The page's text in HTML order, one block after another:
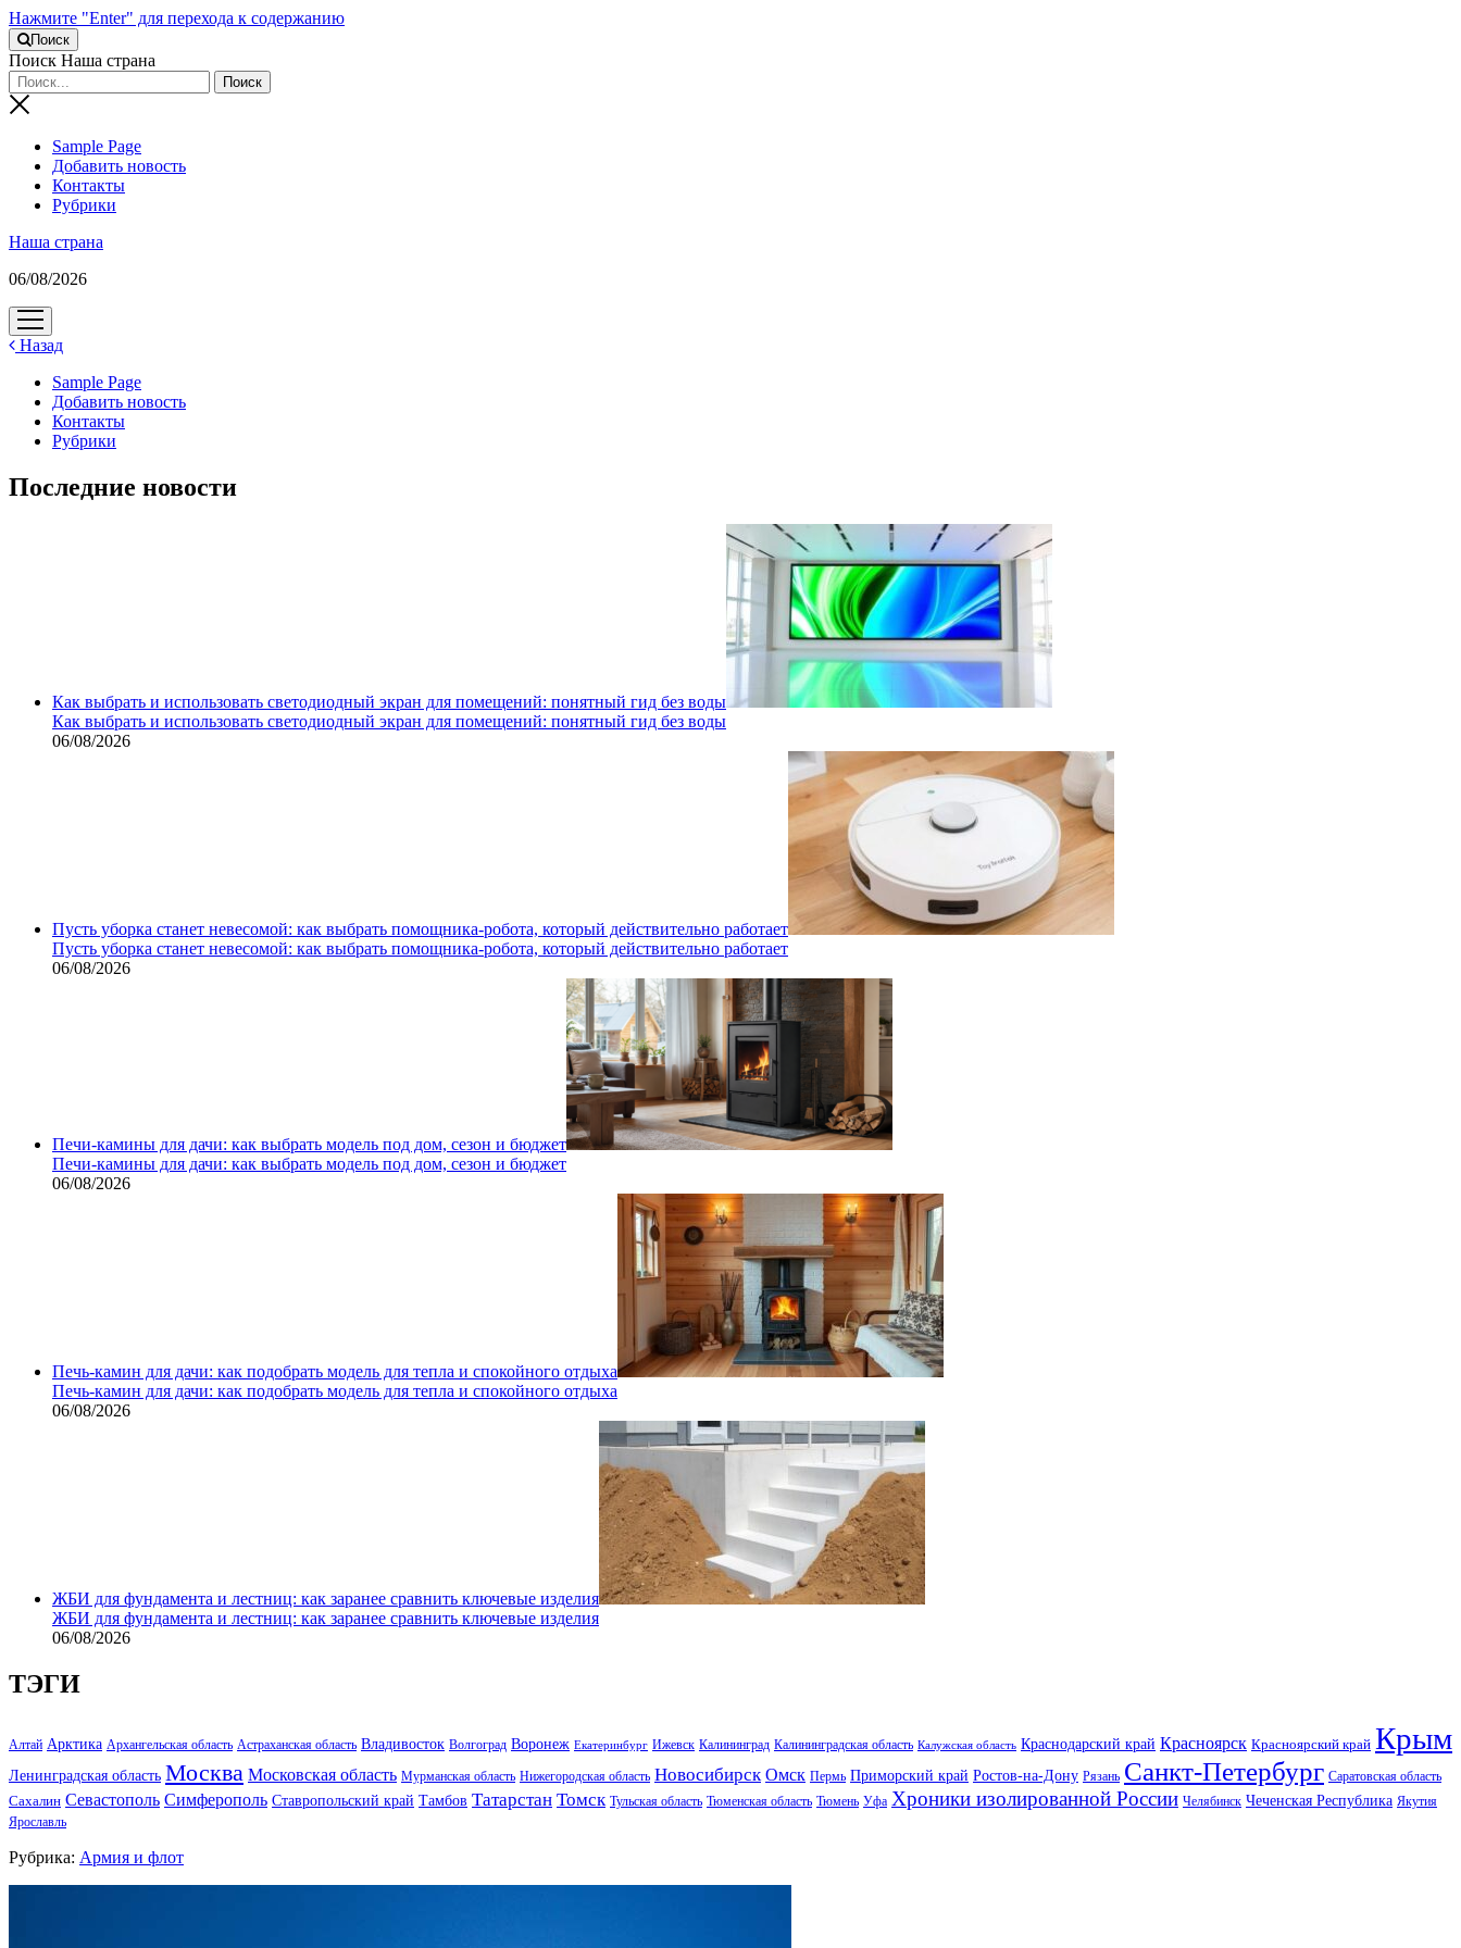
Нажмите "Enter" для перехода к содержанию
Поиск
Поиск Наша страна
Sample Page
Добавить новость
Контакты
Рубрики
Наша страна
06/08/2026
открыть
меню
Назад
Sample Page
Добавить новость
Контакты
Рубрики
Последние новости
Как выбрать и использовать светодиодный экран для помещений: понятный гид без воды
Как выбрать и использовать светодиодный экран для помещений: понятный гид без воды
06/08/2026
Пусть уборка станет невесомой: как выбрать помощника‑робота, который действительно работает
Пусть уборка станет невесомой: как выбрать помощника‑робота, который действительно работает
06/08/2026
Печи-камины для дачи: как выбрать модель под дом, сезон и бюджет
Печи-камины для дачи: как выбрать модель под дом, сезон и бюджет
06/08/2026
Печь-камин для дачи: как подобрать модель для тепла и спокойного отдыха
Печь-камин для дачи: как подобрать модель для тепла и спокойного отдыха
06/08/2026
ЖБИ для фундамента и лестниц: как заранее сравнить ключевые изделия
ЖБИ для фундамента и лестниц: как заранее сравнить ключевые изделия
06/08/2026
ТЭГИ
Алтай Арктика Архангельская область Астраханская область Владивосток Волгоград Воронеж Екатеринбург Ижевск Калининград Калининградская область Калужская область Краснодарский край Красноярск Красноярский край Крым
Ленинградская область Москва Московская область Мурманская область Нижегородская область Новосибирск Омск Пермь Приморский край Ростов-на-Дону Рязань Санкт-Петербург Саратовская область
Сахалин Севастополь Симферополь Ставропольский край Тамбов Татарстан Томск Тульская область Тюменская область Тюмень Уфа Хроники изолированной России Челябинск Чеченская Республика Якутия
Ярославль
Рубрика: Армия и флот